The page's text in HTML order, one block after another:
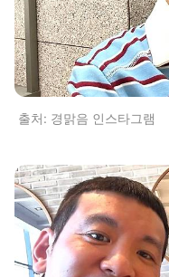
출처: 경맑음 인스타그램